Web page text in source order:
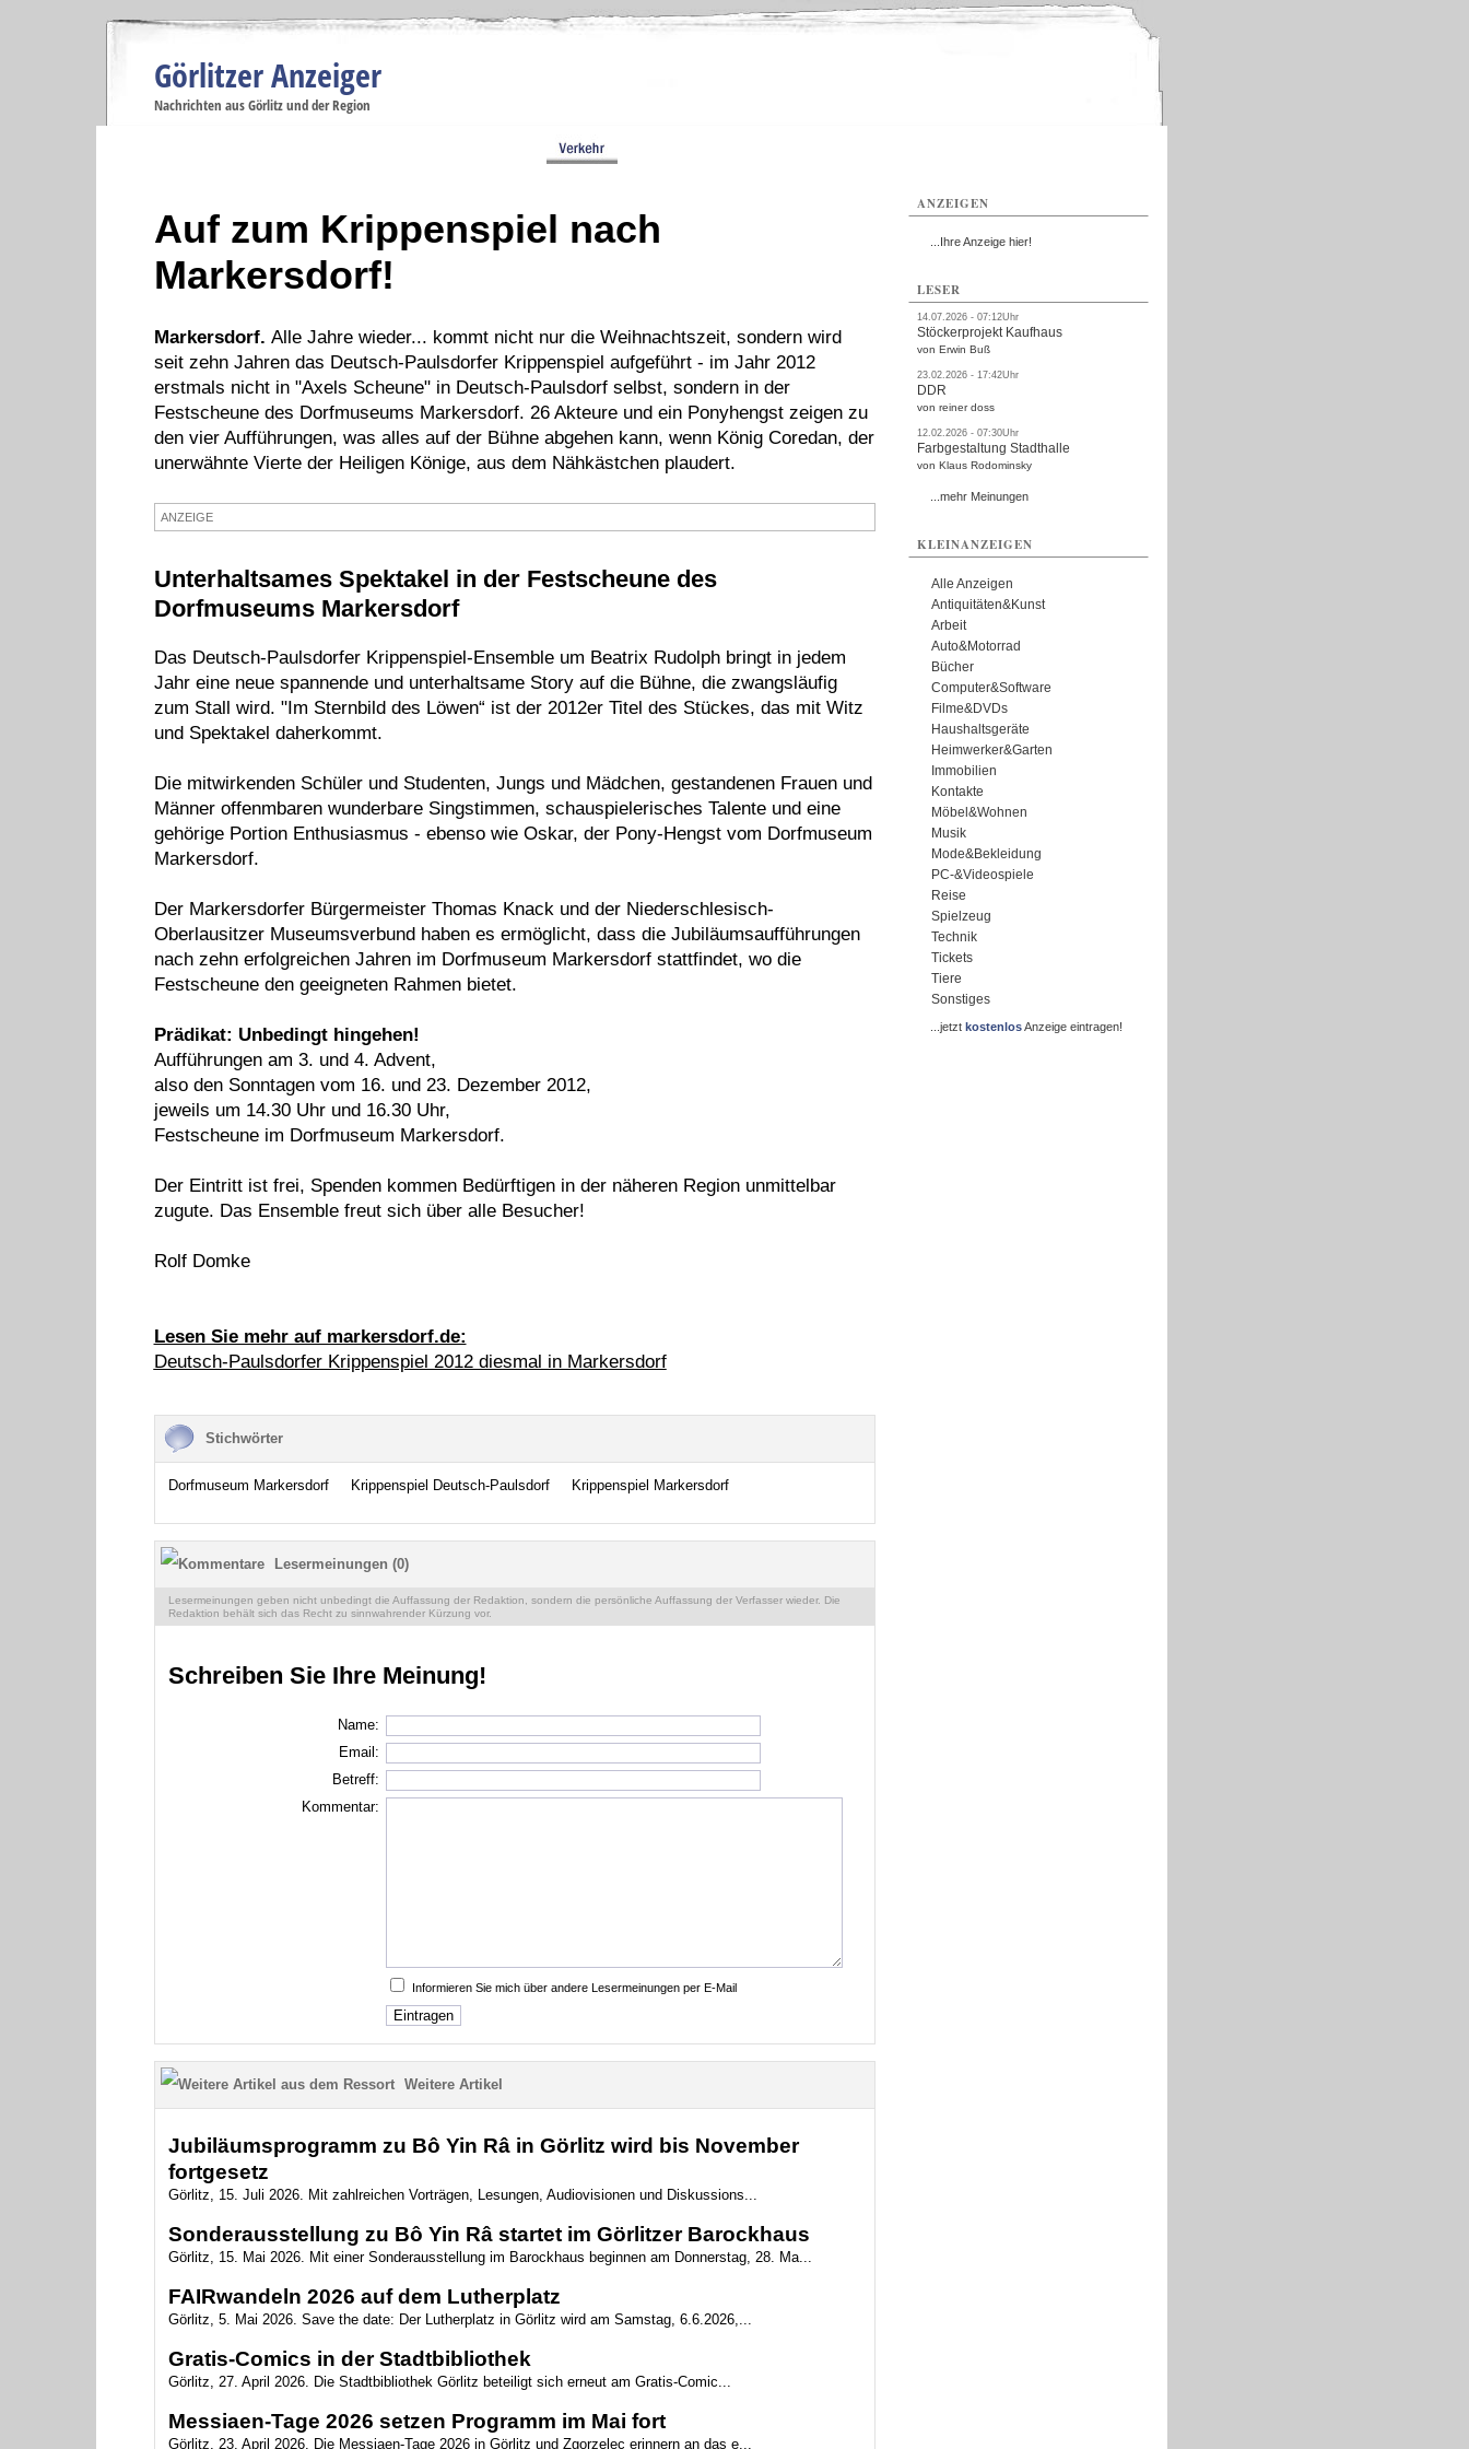
Görlitzer Anzeiger
Nachrichten aus Görlitz und der Region
Auf zum Krippenspiel nach
Markersdorf!
Markersdorf. Alle Jahre wieder... kommt nicht nur die Weihnachtszeit, sondern wird
seit zehn Jahren das Deutsch-Paulsdorfer Krippenspiel aufgeführt - im Jahr 2012
erstmals nicht in "Axels Scheune" in Deutsch-Paulsdorf selbst, sondern in der
Festscheune des Dorfmuseums Markersdorf. 26 Akteure und ein Ponyhengst zeigen zu
den vier Aufführungen, was alles auf der Bühne abgehen kann, wenn König Coredan, der
unerwähnte Vierte der Heiligen Könige, aus dem Nähkästchen plaudert.
ANZEIGE
Unterhaltsames Spektakel in der Festscheune des
Dorfmuseums Markersdorf
Das Deutsch-Paulsdorfer Krippenspiel-Ensemble um Beatrix Rudolph bringt in jedem
Jahr eine neue spannende und unterhaltsame Story auf die Bühne, die zwangsläufig
zum Stall wird. "Im Sternbild des Löwen“ ist der 2012er Titel des Stückes, das mit Witz
und Spektakel daherkommt.
Die mitwirkenden Schüler und Studenten, Jungs und Mädchen, gestandenen Frauen und
Männer offenmbaren wunderbare Singstimmen, schauspielerisches Talente und eine
gehörige Portion Enthusiasmus - ebenso wie Oskar, der Pony-Hengst vom Dorfmuseum
Markersdorf.
Der Markersdorfer Bürgermeister Thomas Knack und der Niederschlesisch-
Oberlausitzer Museumsverbund haben es ermöglicht, dass die Jubiläumsaufführungen
nach zehn erfolgreichen Jahren im Dorfmuseum Markersdorf stattfindet, wo die
Festscheune den geeigneten Rahmen bietet.
Prädikat: Unbedingt hingehen!
Aufführungen am 3. und 4. Advent,
also den Sonntagen vom 16. und 23. Dezember 2012,
jeweils um 14.30 Uhr und 16.30 Uhr,
Festscheune im Dorfmuseum Markersdorf.
Der Eintritt ist frei, Spenden kommen Bedürftigen in der näheren Region unmittelbar
zugute. Das Ensemble freut sich über alle Besucher!
Rolf Domke
Lesen Sie mehr auf markersdorf.de:
Deutsch-Paulsdorfer Krippenspiel 2012 diesmal in Markersdorf
Stichwörter
Dorfmuseum Markersdorf Krippenspiel Deutsch-Paulsdorf Krippenspiel Markersdorf
Lesermeinungen (0)
Lesermeinungen geben nicht unbedingt die Auffassung der Redaktion, sondern die persönliche Auffassung der Verfasser wieder. Die
Redaktion behält sich das Recht zu sinnwahrender Kürzung vor.
Schreiben Sie Ihre Meinung!
Name:
Email:
Betreff:
Kommentar:
Informieren Sie mich über andere Lesermeinungen per E-Mail
Weitere Artikel
Jubiläumsprogramm zu Bô Yin Râ in Görlitz wird bis November
fortgesetz
Görlitz, 15. Juli 2026. Mit zahlreichen Vorträgen, Lesungen, Audiovisionen und Diskussions...
Sonderausstellung zu Bô Yin Râ startet im Görlitzer Barockhaus
Görlitz, 15. Mai 2026. Mit einer Sonderausstellung im Barockhaus beginnen am Donnerstag, 28. Ma...
FAIRwandeln 2026 auf dem Lutherplatz
Görlitz, 5. Mai 2026. Save the date: Der Lutherplatz in Görlitz wird am Samstag, 6.6.2026,...
Gratis-Comics in der Stadtbibliothek
Görlitz, 27. April 2026. Die Stadtbibliothek Görlitz beteiligt sich erneut am Gratis-Comic...
Messiaen-Tage 2026 setzen Programm im Mai fort
Görlitz, 23. April 2026. Die Messiaen-Tage 2026 in Görlitz und Zgorzelec erinnern an das e...
ANZEIGEN
...Ihre Anzeige hier!
LESER
14.07.2026 - 07:12Uhr
Stöckerprojekt Kaufhaus
von Erwin Buß
23.02.2026 - 17:42Uhr
DDR
von reiner doss
12.02.2026 - 07:30Uhr
Farbgestaltung Stadthalle
von Klaus Rodominsky
...mehr Meinungen
KLEINANZEIGEN
Alle Anzeigen
Antiquitäten&Kunst
Arbeit
Auto&Motorrad
Bücher
Computer&Software
Filme&DVDs
Haushaltsgeräte
Heimwerker&Garten
Immobilien
Kontakte
Möbel&Wohnen
Musik
Mode&Bekleidung
PC-&Videospiele
Reise
Spielzeug
Technik
Tickets
Tiere
Sonstiges
...jetzt kostenlosAnzeige eintragen!